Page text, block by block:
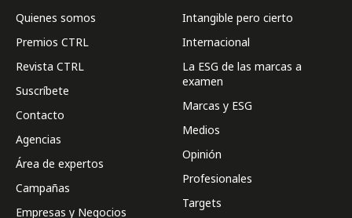
Quienes somos
Premios CTRL
Revista CTRL
Suscríbete
Contacto
Agencias
Área de expertos
Campañas
Empresas y Negocios
Intangible pero cierto
Internacional
La ESG de las marcas a
examen
Marcas y ESG
Medios
Opinión
Profesionales
Targets